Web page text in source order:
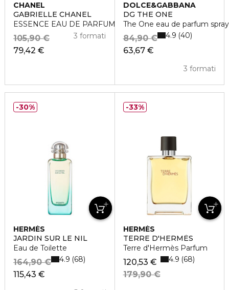
CHANEL
GABRIELLE CHANEL
ESSENCE EAU DE PARFUM VAPORIZZATORE
79,42 €
105,90 € 3 formati
DOLCE&GABBANA
DG THE ONE
The One eau de parfum spray
63,67 €
84,90 €
3 formati
4.9 40
HERMÈS
JARDIN SUR LE NIL
Eau de Toilette
115,43 €
164,90 € 4.9 68
30%
HERMÈS
TERRE D'HERMÈS
Terre d'Hermès Parfum
120,53 €
179,90 €
4.9 68
33%